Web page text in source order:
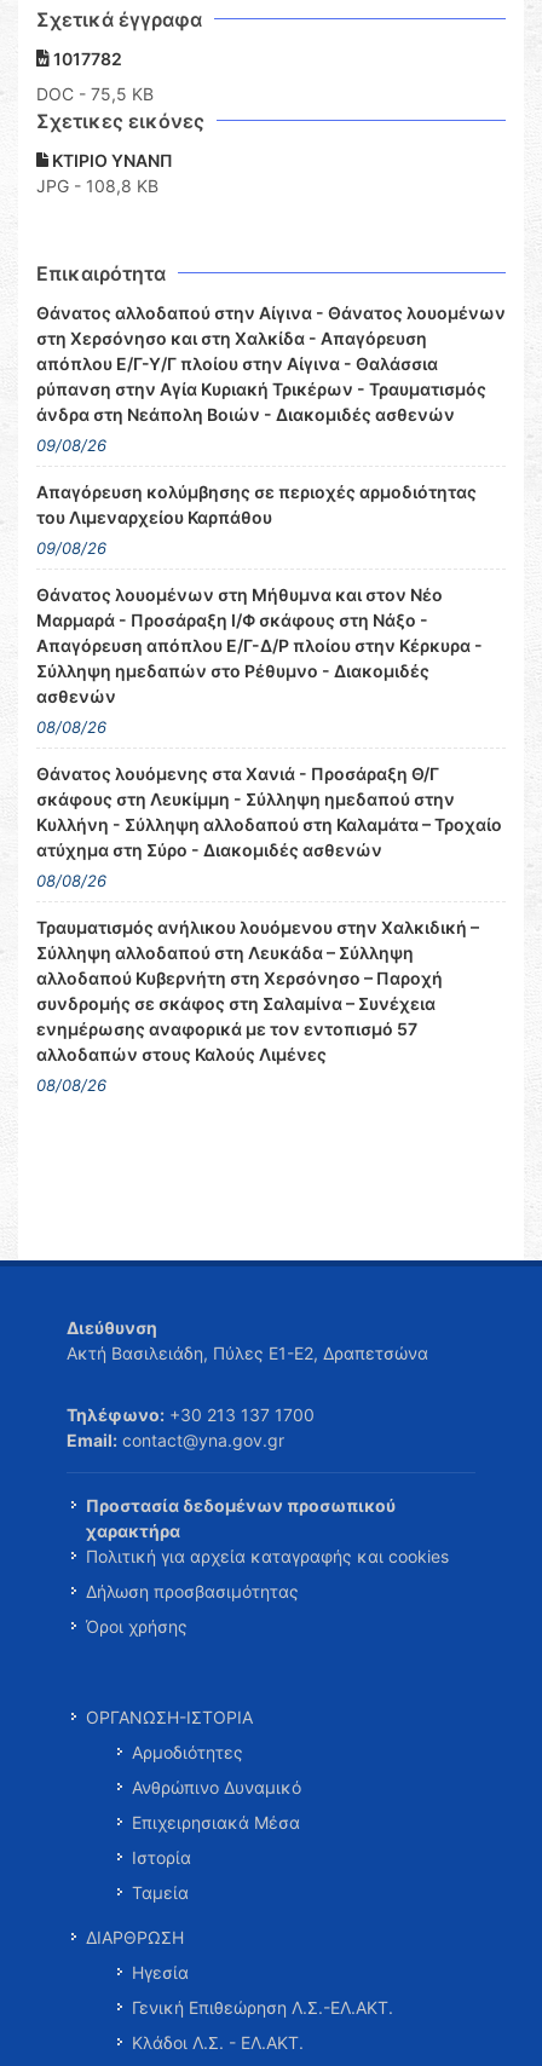
Σχετικά έγγραφα
1017782
DOC - 75,5 KB
Σχετικες εικόνες
ΚΤΙΡΙΟ ΥΝΑΝΠ
JPG - 108,8 KB
Επικαιρότητα
Θάνατος αλλοδαπού στην Αίγινα - Θάνατος λουομένων
στη Χερσόνησο και στη Χαλκίδα - Απαγόρευση
απόπλου Ε/Γ-Υ/Γ πλοίου στην Αίγινα - Θαλάσσια
ρύπανση στην Αγία Κυριακή Τρικέρων - Τραυματισμός
άνδρα στη Νεάπολη Βοιών - Διακομιδές ασθενών
09/08/26
Απαγόρευση κολύμβησης σε περιοχές αρμοδιότητας
του Λιμεναρχείου Καρπάθου
09/08/26
Θάνατος λουομένων στη Μήθυμνα και στον Νέο
Μαρμαρά - Προσάραξη Ι/Φ σκάφους στη Νάξο -
Απαγόρευση απόπλου Ε/Γ-Δ/Ρ πλοίου στην Κέρκυρα -
Σύλληψη ημεδαπών στο Ρέθυμνο - Διακομιδές
ασθενών
08/08/26
Θάνατος λουόμενης στα Χανιά - Προσάραξη Θ/Γ
σκάφους στη Λευκίμμη - Σύλληψη ημεδαπού στην
Κυλλήνη - Σύλληψη αλλοδαπού στη Καλαμάτα – Τροχαίο
ατύχημα στη Σύρο - Διακομιδές ασθενών
08/08/26
Τραυματισμός ανήλικου λουόμενου στην Χαλκιδική –
Σύλληψη αλλοδαπού στη Λευκάδα – Σύλληψη
αλλοδαπού Κυβερνήτη στη Χερσόνησο – Παροχή
συνδρομής σε σκάφος στη Σαλαμίνα – Συνέχεια
ενημέρωσης αναφορικά με τον εντοπισμό 57
αλλοδαπών στους Καλούς Λιμένες
08/08/26
Διεύθυνση
Ακτή Βασιλειάδη, Πύλες Ε1-Ε2, Δραπετσώνα
Τηλέφωνο: +30 213 137 1700
Email: contact@yna.gov.gr
Προστασία δεδομένων προσωπικού
χαρακτήρα
Πολιτική για αρχεία καταγραφής και cookies
Δήλωση προσβασιμότητας
Όροι χρήσης
ΟΡΓΑΝΩΣΗ-ΙΣΤΟΡΙΑ
Αρμοδιότητες
Ανθρώπινο Δυναμικό
Επιχειρησιακά Μέσα
Ιστορία
Ταμεία
ΔΙΑΡΘΡΩΣΗ
Ηγεσία
Γενική Επιθεώρηση Λ.Σ.-ΕΛ.ΑΚΤ.
Κλάδοι Λ.Σ. - ΕΛ.ΑΚΤ.